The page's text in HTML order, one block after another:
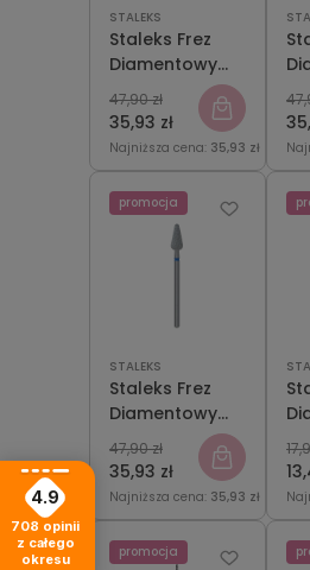
STALEKS
Staleks Frez
Diamentowy
Grusza Ostra
Czerwona
5mm/12mm
35,93 zł
47,90 zł
Najniższa cena: 35,93 zł
STALEKS
Staleks Frez
Diamentowy
Grusza
Zaokrąglona
Niebieska
5mm/12mm
35,93 zł
47,90 zł
Najniższa cena: 35,93 zł
promocja
promocja
4.9
708 opinii
z całego
okresu